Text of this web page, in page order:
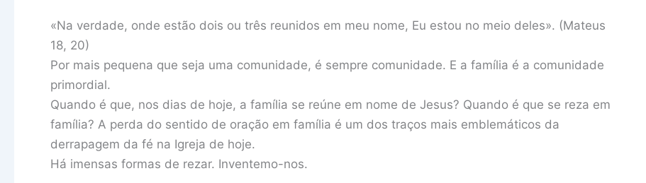
«Na verdade, onde estão dois ou três reunidos em meu nome, Eu estou no meio deles». (Mateus
18, 20)
Por mais pequena que seja uma comunidade, é sempre comunidade. E a família é a comunidade
primordial.
Quando é que, nos dias de hoje, a família se reúne em nome de Jesus? Quando é que se reza em
família? A perda do sentido de oração em família é um dos traços mais emblemáticos da
derrapagem da fé na Igreja de hoje.
Há imensas formas de rezar. Inventemo-nos.